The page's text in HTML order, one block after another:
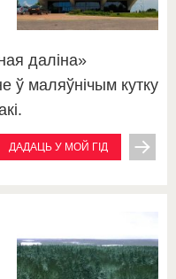
даліна»
ў маляўнічым кутку
ДАДАЦЬ У МОЙ ГІД